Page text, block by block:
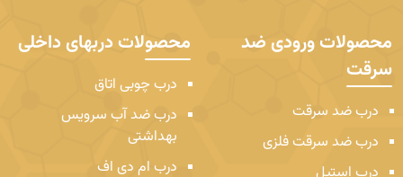
محصولات ورودی ضد
سرقت
درب ضد سرقت
درب ضد سرقت فلزی
محصولات دربهای داخلی
درب چوبی اتاق
درب ضد آب سرویس
بهداشتی
درب ام دی اف